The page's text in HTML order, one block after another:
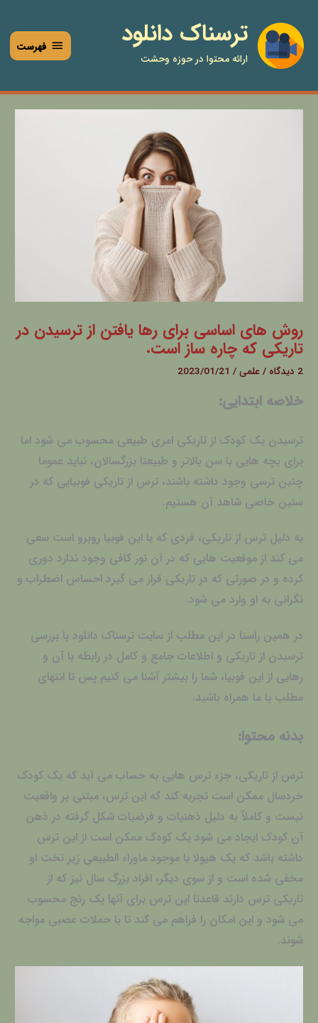
محتوا
ترسناک دانلود
ارائه محتوا در حوزه وحشت
فهرست
روش های اساسی برای رها یافتن از ترسیدن در
تاریکی که چاره ساز است.
2 دیدگاه /علمی/
2023/01/21
خلاصه ابتدایی:
ترسیدن یک کودک از تاریکی امری طبیعی محسوب می شود اما
برای بچه هایی با سن بالاتر و طبیعتا بزرگسالان، نباید عموما
چنین ترسی وجود داشته باشند، ترس از تاریکی فوبیایی که در
سنین خاصی شاهد آن هستیم.
به دلیل ترس از تاریکی، فردی که با این فوبیا روبرو است سعی
می کند از موقعیت هایی که در آن نور کافی وجود ندارد دوری
کرده و در صورتی که در تاریکی قرار می گیرد احساس اضطراب و
نگرانی به او وارد می شود.
در همین راستا در این مطلب از سایت ترسناک دانلود با بررسی
ترسیدن از تاریکی و اطلاعات جامع و کامل در رابطه با آن و
رهایی از این فوبیا، شما را بیشتر آشنا می کنیم پس تا انتهای
مطلب با ما همراه باشید.
بدنه محتوا:
ترس از تاریکی، جزء ترس هایی به حساب می آید که یک کودک
خردسال ممکن است تجربه کند که این ترس، مبتنی بر واقعیت
نیست و کاملاً به دلیل ذهنیات و فرضیات شکل گرفته در ذهن
آن کودک ایجاد می شود یک کودک ممکن است از این ترس
داشته باشد که یک هیولا یا موجود ماوراء الطبیعی زیر تخت او
مخفی شده است و از سوی دیگر، افراد بزرگ سال نیز که از
تاریکی ترس دارند قاعدتا این ترس برای آنها یک رنج محسوب
می شود و این امکان را فراهم می کند تا با حملات عصبی مواجه
شوند.